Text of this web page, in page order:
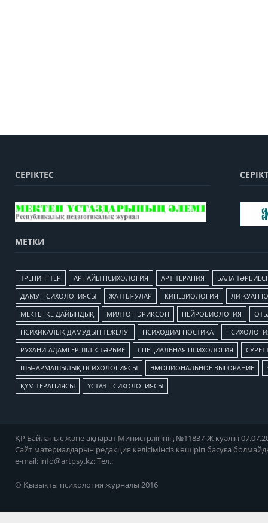
СЕРІКТЕС
МЕТКИ
TРЕНИНГТЕР АРНАЙЫ ПСИХОЛОГИЯ АРТ-ТЕРАПИЯ БАЛА ТӘРБИЕСІ
ДАМУ ПСИХОЛОГИЯСЫ ЖАТТЫҒУЛАР КИНЕЗИОЛОГИЯ ЛИ КУАН
МЕКТЕПКЕ ДАЙЫНДЫҚ МИЛТОН ЭРИКСОН НЕЙРОБИОЛОГИЯ
ПСИХИКАЛЫҚ ДАМУДЫҢ ТЕЖЕЛУІ ПСИХОДИАГНОСТИКА
РУХАНИ-АДАМГЕРШІЛІК ТӘРБИЕ СПЕЦИАЛЬНАЯ ПСИХОЛОГИЯ
ШЫҒАРМАШЫЛЫҚ ПСИХОЛОГИЯСЫ ЭМОЦИОНАЛЬНОЕ ВЫГОРАНИЕ
ҚҰМ ТЕРАПИЯСЫ ҰСТАЗ ПСИХОЛОГИЯСЫ
ҚР Байланыс және ақпарат Министрлігінің №11837-Ж куәлігі
Сайт материалдарын редакция келісімінсіз көшіріп басуға
e-mail: info@artpsy.kz; Тел.:
© Қызықты психология журналы 2016